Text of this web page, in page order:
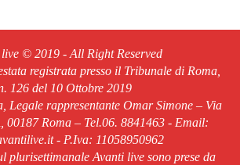
© 2019 - All Right Reserved
registrata presso il Tribunale di Roma,
126 del 10 Ottobre 2019
Legale rappresentante Omar Simone – Via
00187 Roma – Tel.06. 8841463 - Email:
- P.Iva: 11058950962
plurisettimanale Avanti live sono prese da